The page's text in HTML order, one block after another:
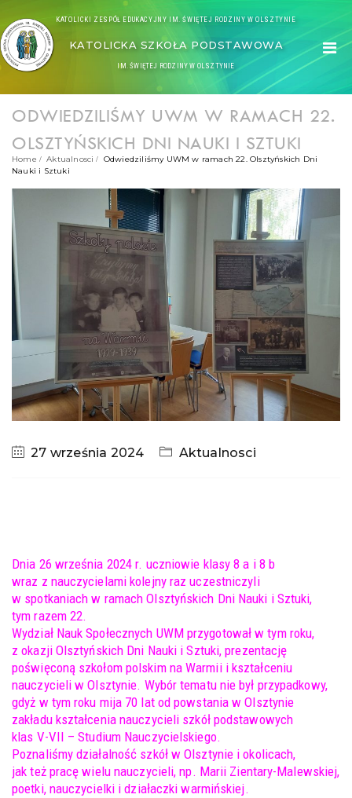
KATOLICKI ZESPÓŁ EDUKACYJNY IM. ŚWIĘTEJ RODZINY W OLSZTYNIE
KATOLICKA SZKOŁA PODSTAWOWA
IM. ŚWIĘTEJ RODZINY W OLSZTYNIE
ODWIEDZILIŚMY UWM W RAMACH 22.
OLSZTYŃSKICH DNI NAUKI I SZTUKI
Home Aktualnosci
Odwiedziliśmy UWM w ramach 22. Olsztyńskich Dni
Nauki i Sztuki
27 września 2024 Aktualnosci
Dnia 26 września 2024 r. uczniowie klasy 8 a i 8 b
wraz z nauczycielami kolejny raz uczestniczyli
w spotkaniach w ramach Olsztyńskich Dni Nauki i Sztuki,
tym razem 22.
Wydział Nauk Społecznych UWM przygotował w tym roku,
z okazji Olsztyńskich Dni Nauki i Sztuki, prezentację
poświęconą szkołom polskim na Warmii i kształceniu
nauczycieli w Olsztynie. Wybór tematu nie był przypadkowy,
gdyż w tym roku mija 70 lat od powstania w Olsztynie
zakładu kształcenia nauczycieli szkół podstawowych
klas V-VII – Studium Nauczycielskiego.
Poznaliśmy działalność szkół w Olsztynie i okolicach,
jak też pracę wielu nauczycieli, np. Marii Zientary-Malewskiej,
poetki, nauczycielki i działaczki warmińskiej.